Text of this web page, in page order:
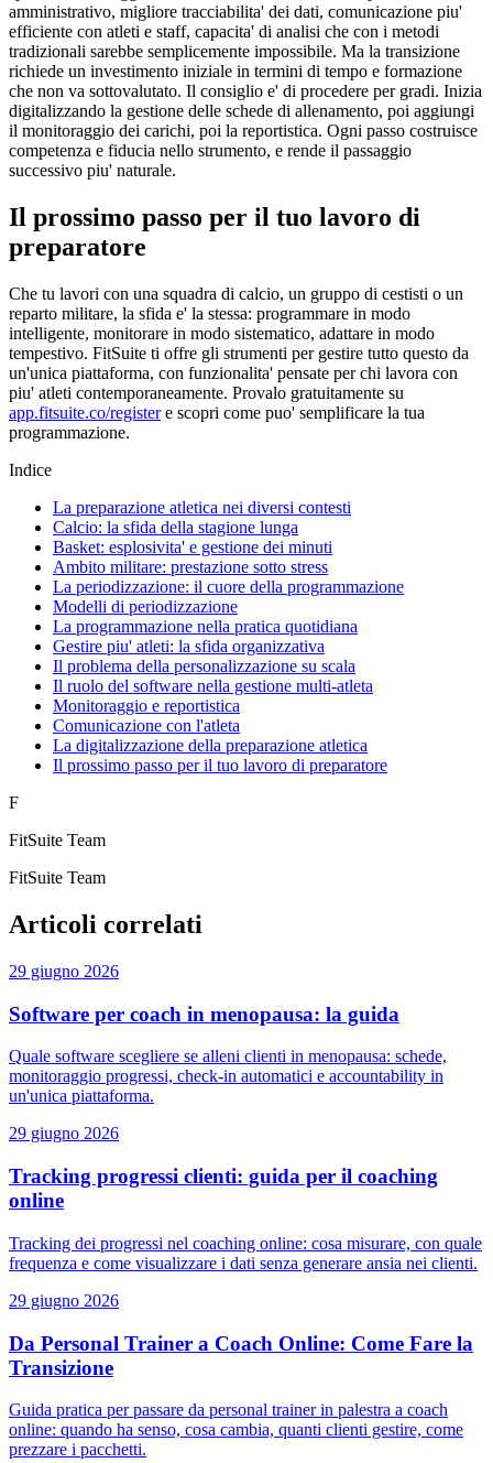
amministrativo, migliore tracciabilita' dei dati, comunicazione piu'
efficiente con atleti e staff, capacita' di analisi che con i metodi
tradizionali sarebbe semplicemente impossibile. Ma la transizione
richiede un investimento iniziale in termini di tempo e formazione
che non va sottovalutato. Il consiglio e' di procedere per gradi. Inizia
digitalizzando la gestione delle schede di allenamento, poi aggiungi
il monitoraggio dei carichi, poi la reportistica. Ogni passo costruisce
competenza e fiducia nello strumento, e rende il passaggio
successivo piu' naturale.
Il prossimo passo per il tuo lavoro di
preparatore
Che tu lavori con una squadra di calcio, un gruppo di cestisti o un
reparto militare, la sfida e' la stessa: programmare in modo
intelligente, monitorare in modo sistematico, adattare in modo
tempestivo. FitSuite ti offre gli strumenti per gestire tutto questo da
un'unica piattaforma, con funzionalita' pensate per chi lavora con
piu' atleti contemporaneamente. Provalo gratuitamente su
app.fitsuite.co/registere scopri come puo' semplificare la tua
programmazione.
Indice
La preparazione atletica nei diversi contesti
Calcio: la sfida della stagione lunga
Basket: esplosivita' e gestione dei minuti
Ambito militare: prestazione sotto stress
La periodizzazione: il cuore della programmazione
Modelli di periodizzazione
La programmazione nella pratica quotidiana
Gestire piu' atleti: la sfida organizzativa
Il problema della personalizzazione su scala
Il ruolo del software nella gestione multi-atleta
Monitoraggio e reportistica
Comunicazione con l'atleta
La digitalizzazione della preparazione atletica
Il prossimo passo per il tuo lavoro di preparatore
F
FitSuite Team
FitSuite Team
Articoli correlati
29 giugno 2026
Software per coach in menopausa: la guida
Quale software scegliere se alleni clienti in menopausa: schede,
monitoraggio progressi, check-in automatici e accountability in
un'unica piattaforma.
29 giugno 2026
Tracking progressi clienti: guida per il coaching
online
Tracking dei progressi nel coaching online: cosa misurare, con quale
frequenza e come visualizzare i dati senza generare ansia nei clienti.
29 giugno 2026
Da Personal Trainer a Coach Online: Come Fare la
Transizione
Guida pratica per passare da personal trainer in palestra a coach
online: quando ha senso, cosa cambia, quanti clienti gestire, come
prezzare i pacchetti.